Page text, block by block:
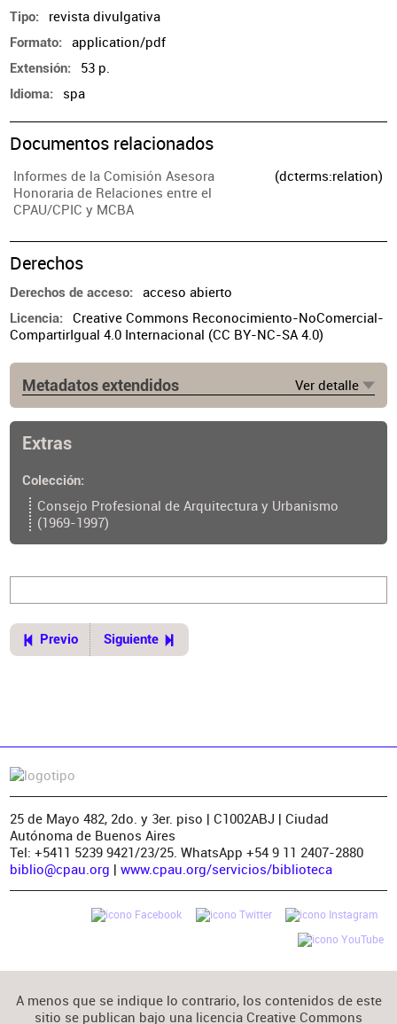
Tipo revista divulgativa
Formato application/pdf
Extensión 53 p.
Idioma spa
Documentos relacionados
Informes de la Comisión Asesora
Honoraria de Relaciones entre el
CPAU/CPIC y MCBA
(dcterms:relation)
Derechos
Derechos de acceso acceso abierto
Licencia
Creative Commons Reconocimiento-NoComercial-
CompartirIgual 4.0 Internacional (CC BY-NC-SA 4.0)
Metadatos extendidos Ver detalle
Buenos Aires
Ubicación del original
ui=2&recno=19983&id=CPAU.2.19983
Extras
Colección
Consejo Profesional de Arquitectura y Urbanismo
(1969-1997)
Previo Siguiente
25 de Mayo 482, 2do. y 3er. piso | C1002ABJ | Ciudad
Autónoma de Buenos Aires
Tel: +5411 5239 9421/23/25. WhatsApp +54 9 11 2407-2880
biblio@cpau.org | www.cpau.org/servicios/biblioteca
A menos que se indique lo contrario, los contenidos de este
sitio se publican bajo una licencia Creative Commons